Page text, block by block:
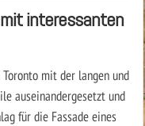
interessanten
mit der langen und
auseinandergesetzt und
für die Fassade eines